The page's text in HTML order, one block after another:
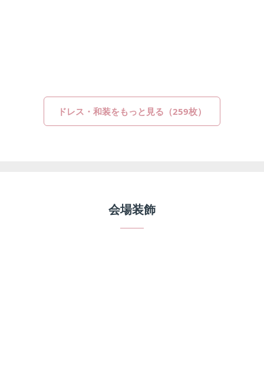
ドレス・和装をもっと見る（259枚）
会場装飾